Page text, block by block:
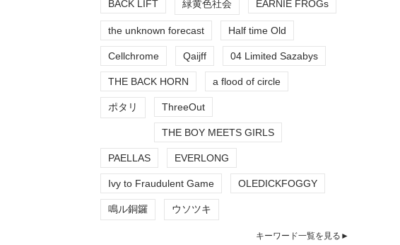
BACK LIFT 緑黄色社会 EARNIE FROGs
the unknown forecast Half time Old
Cellchrome Qaijff 04 Limited Sazabys
THE BACK HORN a flood of circle
ポタリ ThreeOut
THE BOY MEETS GIRLS
PAELLAS EVERLONG
Ivy to Fraudulent Game OLEDICKFOGGY
鳴ル銅鑼 ウソツキ
キーワード一覧を見る►